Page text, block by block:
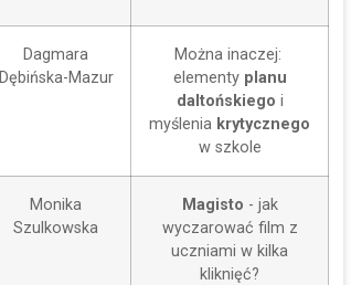
Dagmara
Dębińska-Mazur
Można inaczej:
elementy planu
daltońskiego i
myślenia krytycznego
w szkole
Monika
Szulkowska
Magisto - jak
wyczarować film z
uczniami w kilka
kliknięć?